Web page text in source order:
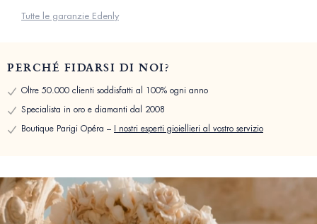
Tutte le garanzie Edenly
PERCHÉ FIDARSI DI NOI?
Oltre 50.000 clienti soddisfatti al 100% ogni anno
Specialista in oro e diamanti dal 2008
Boutique Parigi Opéra – I nostri esperti gioiellieri al vostro servizio